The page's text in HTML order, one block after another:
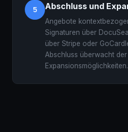
5 Abschluss und
Angebote
Signaturen über
über Stripe oder
Abschluss überwacht
Expansionsmöglichkeiten.